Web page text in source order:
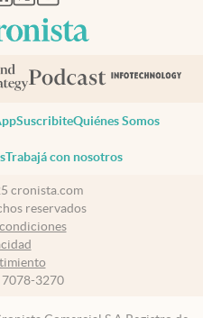
SuscribiteQuiénes Somos
Trabajá con nosotros
cronista.com
reservados
7078-3270